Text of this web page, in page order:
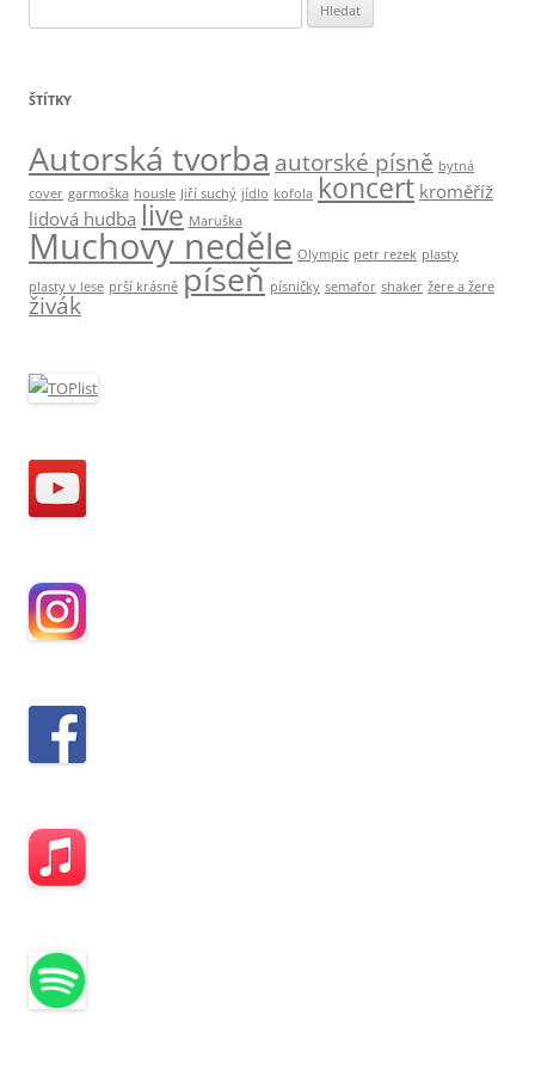
y
l
d
á
v
á
n
í
ŠTÍTKY
Autorská tvorba autorské písně bytná
cover garmoška housle Jiří suchý jídlo kofola koncert kroměříž
lidová hudba live Maruška
Muchovy neděle Olympic petr rezek plasty
plasty v lese prší krásně píseň písničky semafor shaker žere a žere
živák